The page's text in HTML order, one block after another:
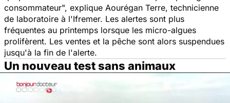
consommateur", explique Aourégan Terre, technicienne
de laboratoire à l'Ifremer. Les alertes sont plus
fréquentes au printemps lorsque les micro-algues
prolifèrent. Les ventes et la pêche sont alors suspendues
jusqu'à la fin de l'alerte.
Un nouveau test sans animaux